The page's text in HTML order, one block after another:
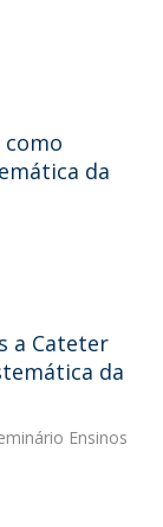
como
da
a Cateter
da
Ensinos